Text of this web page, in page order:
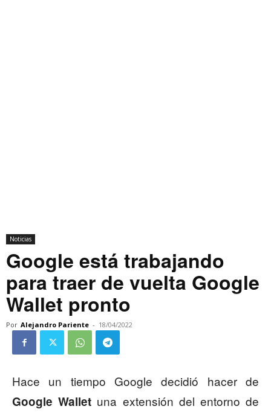
Noticias
Google está trabajando
para traer de vuelta Google
Wallet pronto
Por Alejandro Pariente - 18/04/2022
Hace un tiempo Google decidió hacer de
Google Wallet una extensión del entorno de